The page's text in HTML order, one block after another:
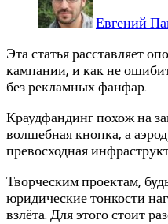
Евгений
Эта статья расставляет
кампании, и как не
без рекламных фанфар.
Краудфандинг похож на
волшебная кнопка, а
превосходная
Творческим проектам,
юридические тонкости
взлёта. Для этого стоит